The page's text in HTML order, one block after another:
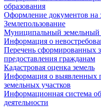
образования
Оформление документов на
Землепользование
Муниципальный земельный
Информация о
Перечень сформированных
предоставления гражданам
Кадастровая оценка земель
Информация о выявленных
земельных участков
Информационная система
деятельности